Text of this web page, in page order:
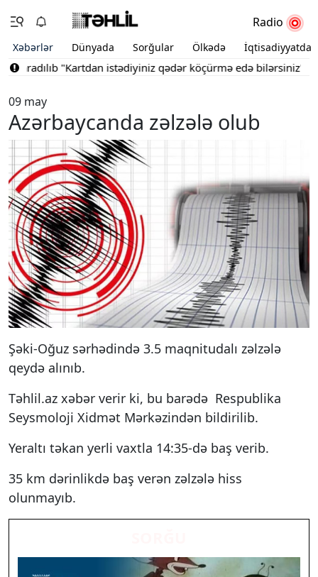
Radio
Xəbərlər Dünyada Sorğular Ölkədə İqtisadiyyatda
yaradılıb "Kartdan istədiyiniz qədər köçürmə edə bilərsiniz"
09 may
Azərbaycanda zəlzələ olub
Şəki-Oğuz sərhədində 3.5 maqnitudalı zəlzələ
qeydə alınıb.
Təhlil.az xəbər verir ki, bu barədə Respublika
Seysmoloji Xidmət Mərkəzindən bildirilib.
Yeraltı təkan yerli vaxtla 14:35-də baş verib.
35 km dərinlikdə baş verən zəlzələ hiss
olunmayıb.